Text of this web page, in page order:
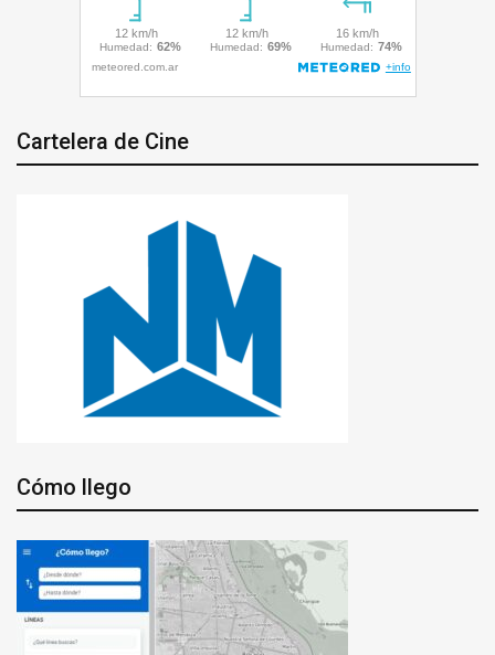
Cartelera de Cine
Cómo llego